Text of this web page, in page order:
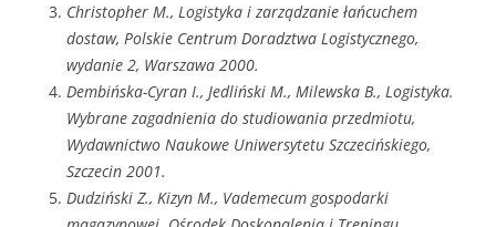
Christopher M., Logistyka i zarządzanie łańcuchem
dostaw, Polskie Centrum Doradztwa Logistycznego,
wydanie 2, Warszawa 2000.
Dembińska-Cyran I., Jedliński M., Milewska B., Logistyka.
Wybrane zagadnienia do studiowania przedmiotu,
Wydawnictwo Naukowe Uniwersytetu Szczecińskiego,
Szczecin 2001.
Dudziński Z., Kizyn M., Vademecum gospodarki